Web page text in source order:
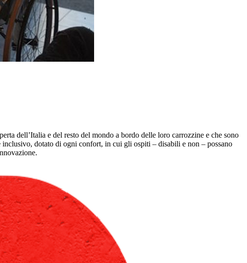
dell’Italia e del resto del mondo a bordo delle loro carrozzine e che sono
inclusivo, dotato di ogni confort, in cui gli ospiti – disabili e non – possano